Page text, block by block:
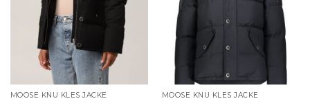
MOOSE KNU KLES JACKE MOOSE KNU KLES JACKE